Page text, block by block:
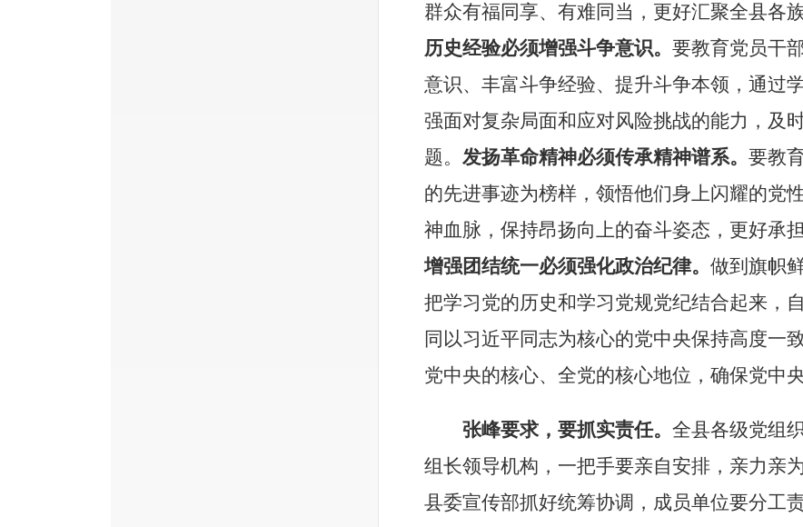
群众有福同享、有难同当，更好汇聚全县各
历史经验必须增强斗争意识。 要教育党员干
意识、丰富斗争经验、提升斗争本领，通过
强面对复杂局面和应对风险挑战的能力，及
题。 发扬革命精神必须传承精神谱系。 要教
的先进事迹为榜样，领悟他们身上闪耀的党
神血脉，保持昂扬向上的奋斗姿态，更好承
增强团结统一必须强化政治纪律。 做到旗帜
把学习党的历史和学习党规党纪结合起来，
同以习近平同志为核心的党中央保持高度一
党中央的核心、全党的核心地位，确保党中
张峰要求， 要抓实责任。 全县各级党组
组长领导机构，一把手要亲自安排，亲力亲
县委宣传部抓好统筹协调， 成员单位要分工